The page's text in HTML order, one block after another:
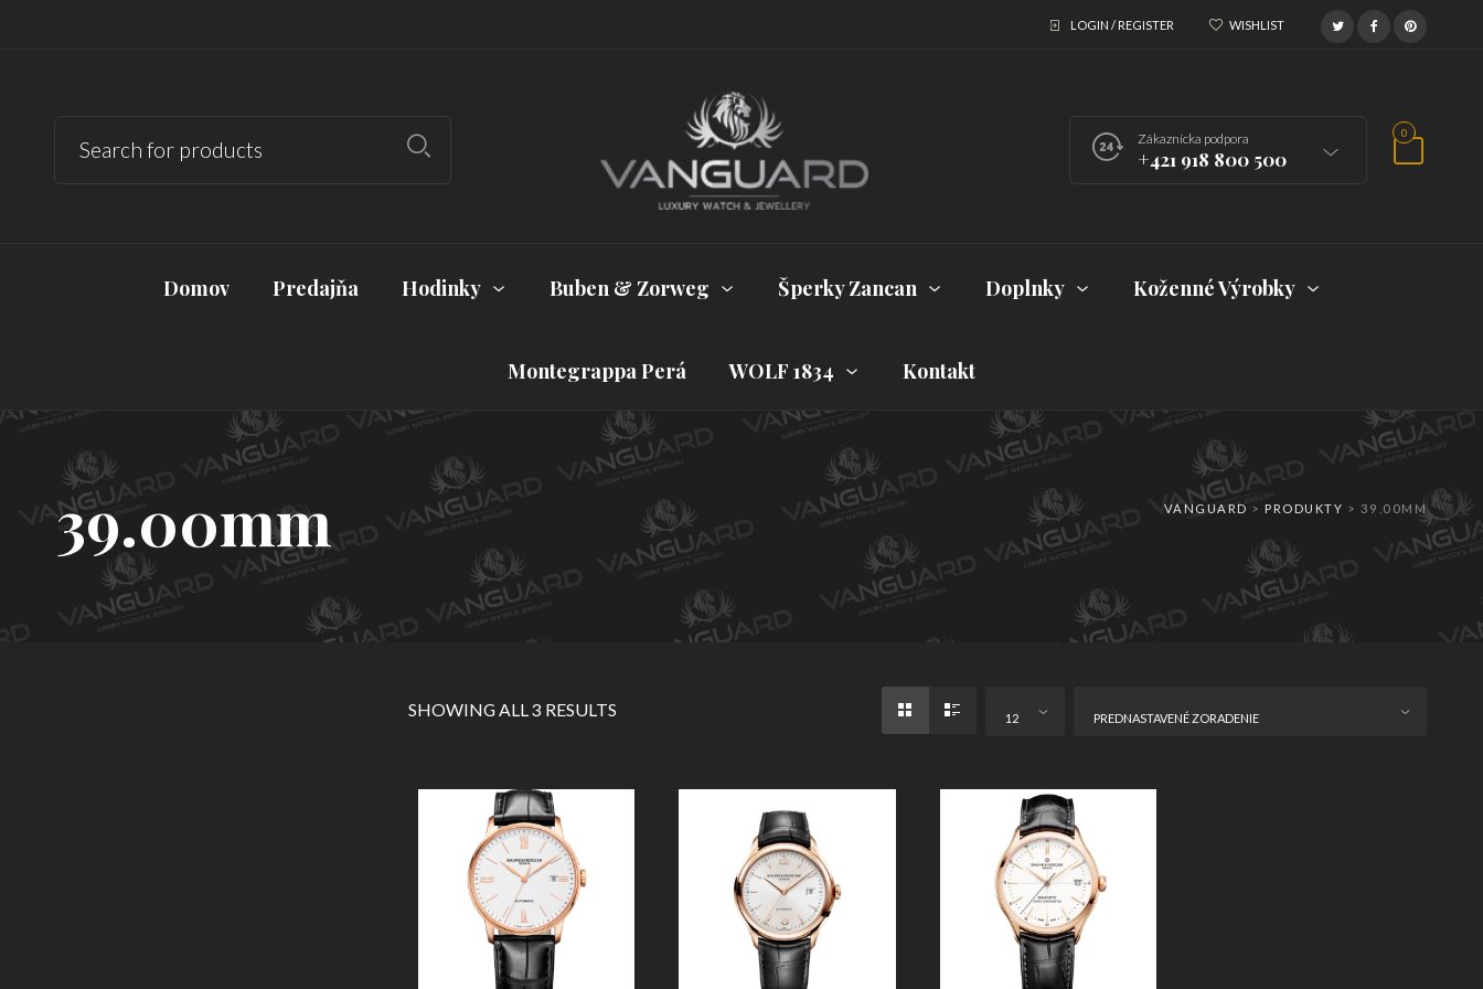
LOGIN / REGISTER WISHLIST
Zákaznícka podpora
+421 918 800 500
0
Domov Predajňa Hodinky Buben & Zorweg Šperky Zancan Doplnky Koženné Výrobky
Montegrappa Perá WOLF 1834 Kontakt
VANGUARD > PRODUKTY > 39.00MM
39.00mm
SHOWING ALL 3 RESULTS 12 PREDNASTAVENÉ ZORADENIE